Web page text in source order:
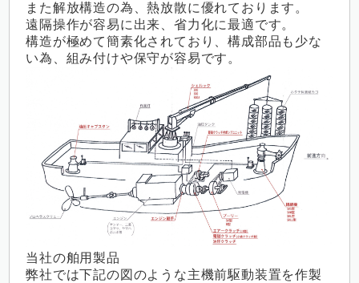
また解放構造の為、熱放散に優れております。
遠隔操作が容易に出来、省力化に最適です。
構造が極めて簡素化されており、構成部品も少な
い為、組み付けや保守が容易です。
当社の舶用製品
弊社では下記の図のような主機前駆動装置を作製